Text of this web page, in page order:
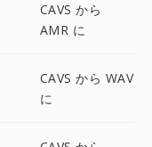
CAVS から
AMR に
CAVS から WAV
に